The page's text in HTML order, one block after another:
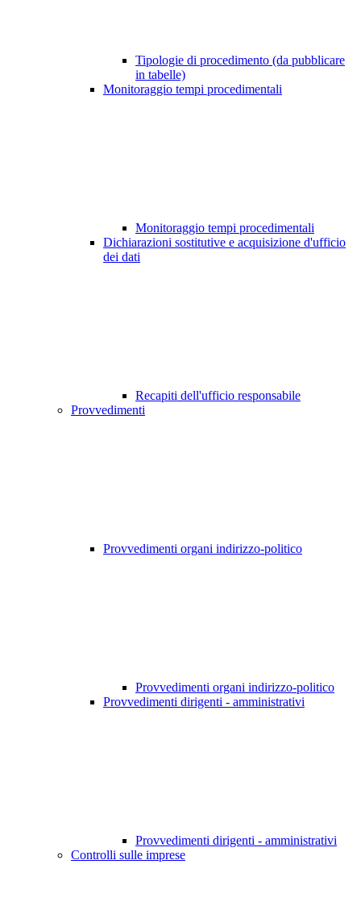
Tipologie di procedimento (da pubblicare
in tabelle)
Monitoraggio tempi procedimentali
Monitoraggio tempi procedimentali
Dichiarazioni sostitutive e acquisizione d'ufficio
dei dati
Recapiti dell'ufficio responsabile
Provvedimenti
Provvedimenti organi indirizzo-politico
Provvedimenti organi indirizzo-politico
Provvedimenti dirigenti - amministrativi
Provvedimenti dirigenti - amministrativi
Controlli sulle imprese